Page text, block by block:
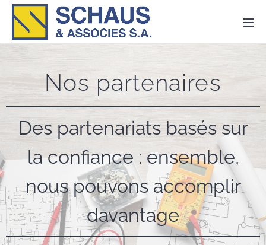
Nos partenaires
Des partenariats basés sur
la confiance : ensemble,
nous pouvons accomplir
davantage